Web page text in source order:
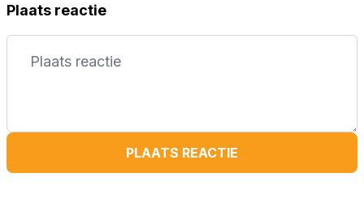
Plaats reactie
PLAATS REACTIE